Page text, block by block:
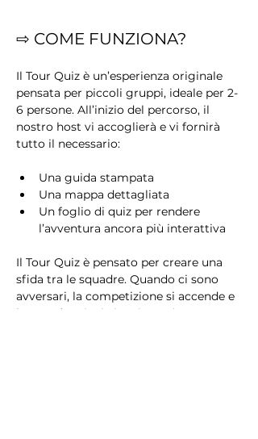
⇨ COME FUNZIONA?
Il Tour Quiz è un’esperienza originale
pensata per piccoli gruppi, ideale per 2-
6 persone. All’inizio del percorso, il
nostro host vi accoglierà e vi fornirà
tutto il necessario:
Una guida stampata
Una mappa dettagliata
Un foglio di quiz per rendere
l’avventura ancora più interattiva
Il Tour Quiz è pensato per creare una
sfida tra le squadre. Quando ci sono
avversari, la competizione si accende e
la squadra vincitrice riceverà un